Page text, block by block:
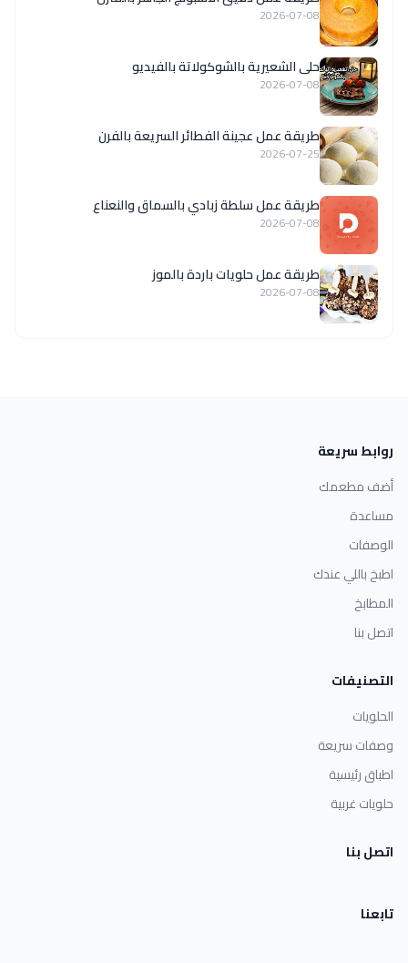
2026-07-08
حلى الشعيرية بالشوكولاتة بالفيديو
2026-07-08
طريقة عمل عجينة الفطائر السريعة بالفرن
2026-07-25
طريقة عمل سلطة زبادي بالسماق والنعناع
2026-07-08
طريقة عمل حلويات باردة بالموز
2026-07-08
روابط سريعة
أضف مطعمك
مساعدة
الوصفات
اطبخ باللي عندك
المطابخ
اتصل بنا
التصنيفات
الحلويات
وصفات سريعة
اطباق رئيسية
حلويات غربية
اتصل بنا
تابعنا